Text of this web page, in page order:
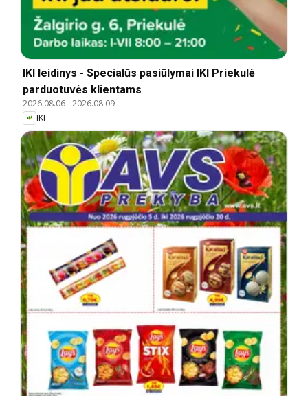
IKI leidinys - Specialūs pasiūlymai IKI Priekulė
parduotuvės klientams
2026.08.06-2026.08.09
IKI